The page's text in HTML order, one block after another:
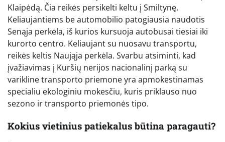
Klaipėdą. Čia reikės persikelti keltu į Smiltynę.
Keliaujantiems be automobilio patogiausia naudotis
Senąja perkėla, iš kurios kursuoja autobusai tiesiai iki
kurorto centro. Keliaujant su nuosavu transportu,
reikės keltis Naująja perkėla. Svarbu atsiminti, kad
įvažiavimas į Kuršių nerijos nacionalinį parką su
varikline transporto priemone yra apmokestinamas
specialiu ekologiniu mokesčiu, kuris priklauso nuo
sezono ir transporto priemonės tipo.
Kokius vietinius patiekalus būtina paragauti?